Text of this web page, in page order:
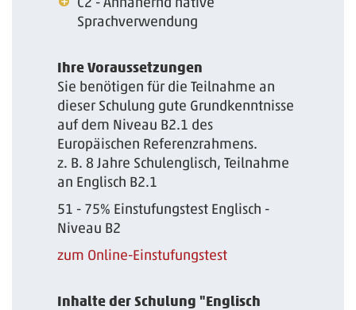
Sprachverwendung
Ihre Voraussetzungen
Sie benötigen für die Teilnahme an
dieser Schulung gute Grundkenntnisse
auf dem Niveau B2.1 des
Europäischen Referenzrahmens.
z. B. 8 Jahre Schulenglisch, Teilnahme
an Englisch B2.1
51 - 75% Einstufungstest Englisch -
Niveau B2
zum Online-Einstufungstest
Inhalte der Schulung "Englisch